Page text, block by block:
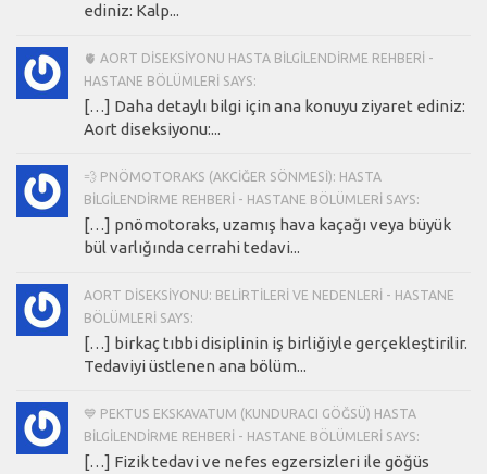
ediniz: Kalp...
🫀 AORT DISEKSIYONU HASTA BILGILENDIRME REHBERI -
HASTANE BÖLÜMLERI SAYS:
[…] Daha detaylı bilgi için ana konuyu ziyaret ediniz:
Aort diseksiyonu:...
💨 PNÖMOTORAKS (AKCIĞER SÖNMESI): HASTA
BILGILENDIRME REHBERI - HASTANE BÖLÜMLERI SAYS:
[…] pnömotoraks, uzamış hava kaçağı veya büyük
bül varlığında cerrahi tedavi...
AORT DISEKSIYONU: BELIRTILERI VE NEDENLERI - HASTANE
BÖLÜMLERI SAYS:
[…] birkaç tıbbi disiplinin iş birliğiyle gerçekleştirilir.
Tedaviyi üstlenen ana bölüm...
💙 PEKTUS EKSKAVATUM (KUNDURACI GÖĞSÜ) HASTA
BILGILENDIRME REHBERI - HASTANE BÖLÜMLERI SAYS:
[…] Fizik tedavi ve nefes egzersizleri ile göğüs